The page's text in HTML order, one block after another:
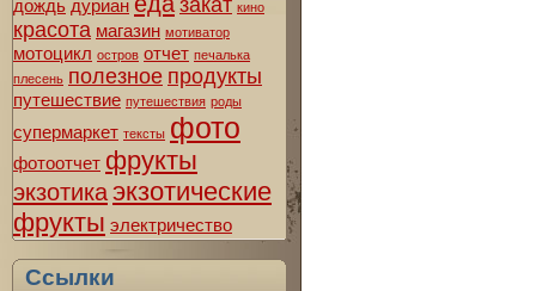
дождь дуриан кино
красота магазин мотиватор
мотоцикл остров отчет печалька
плесень полезное продукты
путешествие путешествия роды
супермаркет тексты фото
фотоотчет фрукты
экзотикаэкзотические
фрукты электричество
Ссылки